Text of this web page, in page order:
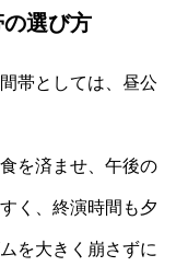
選び方
帯としては、昼公
を済ませ、午後の
く、終演時間も夕
を大きく崩さずに